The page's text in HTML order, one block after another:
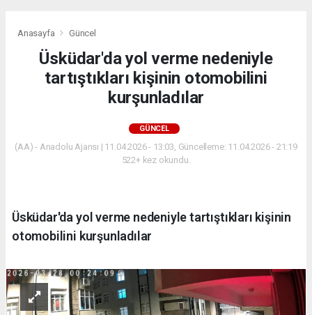
Anasayfa Güncel
Üsküdar'da yol verme nedeniyle
tartıştıkları kişinin otomobilini
kurşunladılar
GÜNCEL
(AA) - Anadolu Ajansı | 11.04.2026 - 13:03, Güncelleme: 11.04.2026 - 21:19
522+ kez okundu.
Üsküdar'da yol verme nedeniyle tartıştıkları kişinin
otomobilini kurşunladılar